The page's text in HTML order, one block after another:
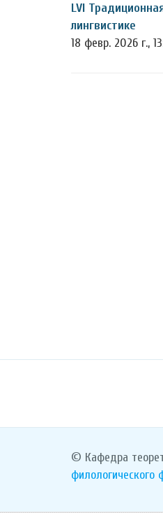
LVI
лингвистике
18 февр. 2026 г.,
© Кафедра
филологического